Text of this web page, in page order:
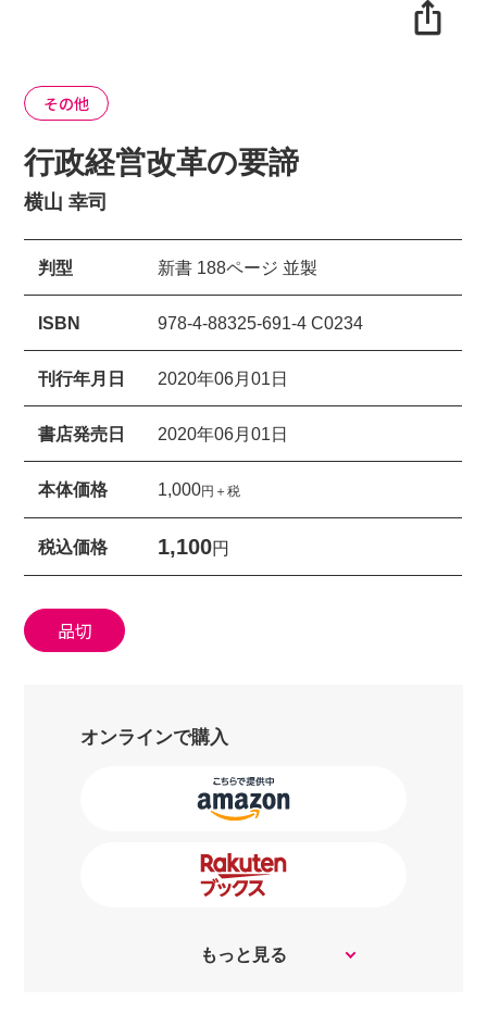
オンラインで購入
もっと見る
その他
行政経営改革の要諦
横山 幸司
判型 新書 188ページ 並製
ISBN 978-4-88325-691-4 C0234
刊行年月日 2020年06月01日
書店発売日 2020年06月01日
本体価格 1,000円＋税
税込価格 1,100円
品切